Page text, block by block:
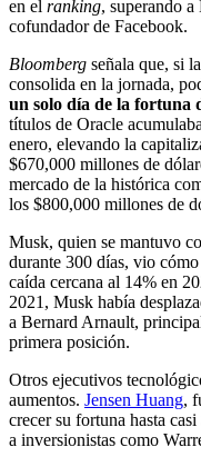
en el ranking, superando
cofundador de Facebook.
Bloomberg señala que, si
consolida en la jornada,
un solo día de la fortuna
títulos de Oracle
enero, elevando la
$670,000 millones de
mercado de la histórica
los $800,000 millones de
Musk, quien se mantuvo
durante 300 días, vio
caída cercana al 14% en
2021, Musk había
a Bernard Arnault,
primera posición.
Otros ejecutivos
aumentos. Jensen Huang,
crecer su fortuna hasta
a inversionistas como